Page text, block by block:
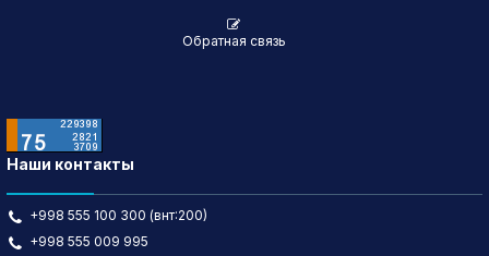
Обратная связь
Наши контакты
+998 555 100 300 (внт:200)
+998 555 009 995